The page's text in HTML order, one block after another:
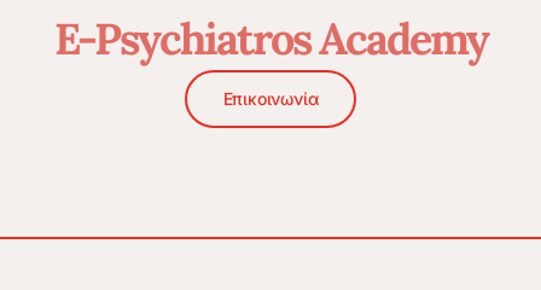
E-Psychiatros Academy
Επικοινωνία